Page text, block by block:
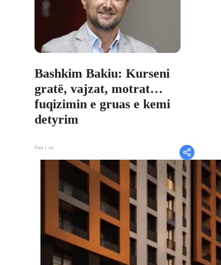
Bashkim Bakiu: Kurseni
gratë, vajzat, motrat…
fuqizimin e gruas e kemi
detyrim
Para 1 vit